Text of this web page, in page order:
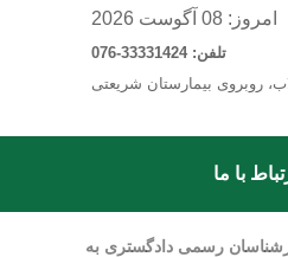
امروز: 08 آگوست 2026
تلفن: 33331424-076
روبروی بیمارستان شریعتی
با ما
رسمی دادگستری به